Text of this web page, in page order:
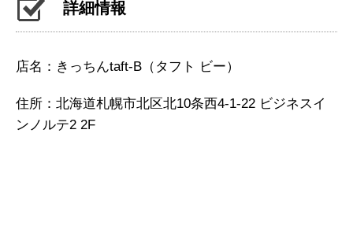
詳細情報
店名：きっちんtaft-B（タフト ビー）
住所：北海道札幌市北区北10条西4-1-22 ビジネスイ
ンノルテ2 2F